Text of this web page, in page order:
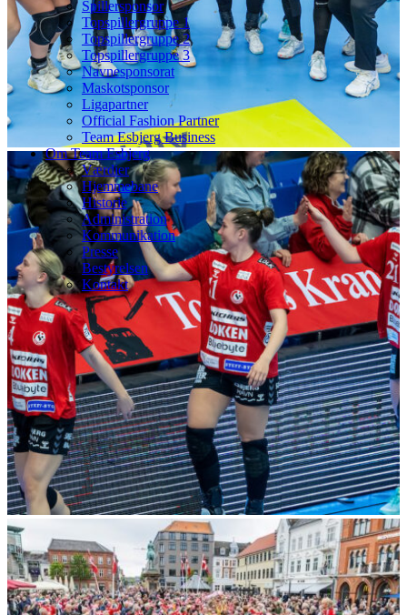
Spillersponsor
Topspillergruppe 1
Topspillergruppe 2
Topspillergruppe 3
Navnesponsorat
Maskotsponsor
Ligapartner
Official Fashion Partner
Team Esbjerg Business
Om Team Esbjerg
Værdier
Hjemmebane
Historie
Administration
Kommunikation
Presse
Bestyrelsen
Kontakt